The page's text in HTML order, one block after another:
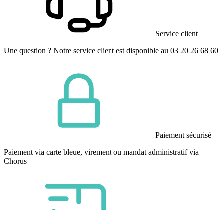
Service client
Une question ? Notre service client est disponible au 03 20 26 68 60
Paiement sécurisé
Paiement via carte bleue, virement ou mandat administratif via
Chorus